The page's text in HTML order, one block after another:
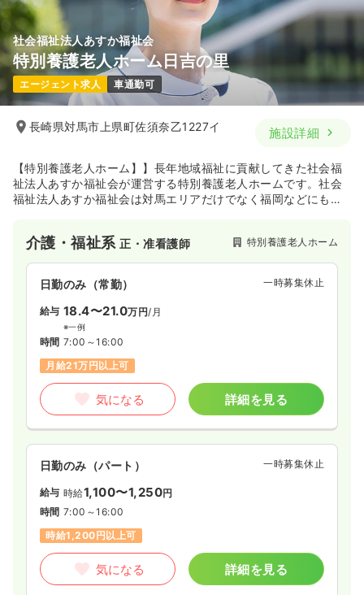
社会福祉法人あすか福祉会
特別養護老人ホーム日吉の里
エージェント求人 車通勤可
長崎県対馬市上県町佐須奈乙1227イ 施設詳細
【特別養護老人ホーム】】長年地域福祉に貢献してきた社会福
祉法人あすか福祉会が運営する特別養護老人ホームです。社会
福祉法人あすか福祉会は対馬エリアだけでなく福岡などにも多
うなサポートを目指し日々取り組んでいます。
介護・福祉系正・准看護師 特別養護老人ホーム
日勤のみ（常勤） 一時募集休止
給与 18.4〜21.0万円/月
※一例
時間 7:00～16:00
月給21万円以上可
気になる 詳細を見る
日勤のみ（パート） 一時募集休止
給与 時給1,100〜1,250円
時間 7:00～16:00
時給1,200円以上可
気になる 詳細を見る